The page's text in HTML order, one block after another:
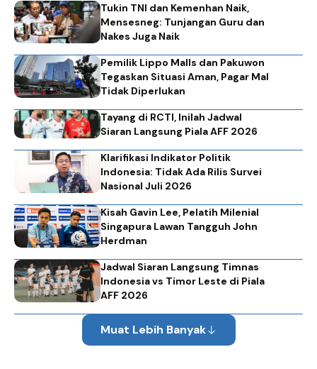
Tukin TNI dan Kemenhan Naik,
Mensesneg: Tunjangan Guru dan
Nakes Juga Naik
Pemilik Lippo Malls dan Pakuwon
Tegaskan Situasi Aman, Pagar Mal
Tidak Diperlukan
Tayang di RCTI, Inilah Jadwal
Siaran Langsung Piala AFF 2026
Klarifikasi Indikator Politik
Indonesia: Tidak Ada Rilis Survei
Nasional Juli 2026
Kisah Gavin Lee, Pelatih Milenial
Singapura Lawan Tangguh John
Herdman
Jadwal Siaran Langsung Timnas
Indonesia vs Timor Leste di Piala
AFF 2026
Muat Lebih Banyak